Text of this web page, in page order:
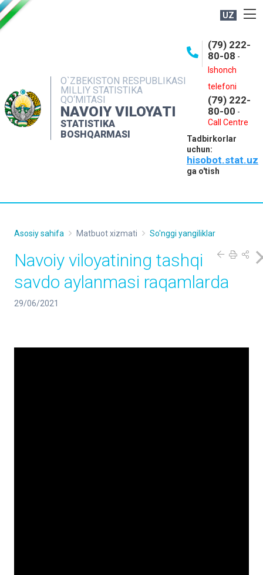
UZ
O`ZBEKISTON RESPUBLIKASI
MILLIY STATISTIKA
QO‘MITASI
NAVOIY VILOYATI
STATISTIKA
BOSHQARMASI
(79) 222-
80-08 -
Ishonch
telefoni
(79) 222-
80-00 -
Call Centre
Tadbirkorlar
uchun:
hisobot.stat.uz
ga o'tish
OCHIQ MA'LUMOTLAR
INTERAKTIV XIZMATLAR
MUROJAATLAR
Asosiy sahifa Matbuot xizmati So'nggi yangiliklar
Navoiy viloyatining tashqi
savdo aylanmasi raqamlarda
29/06/2021